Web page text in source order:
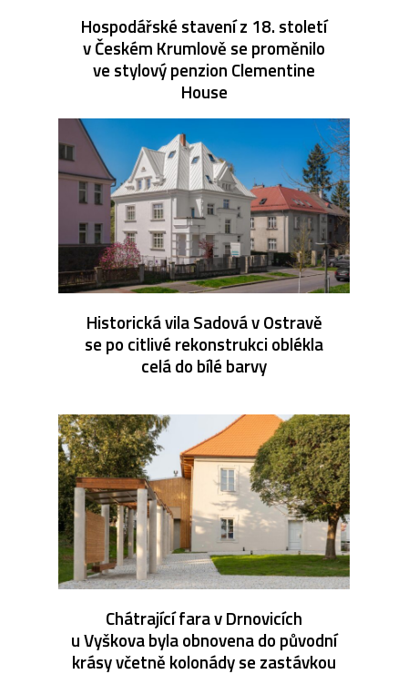
Hospodářské stavení z 18. století
v Českém Krumlově se proměnilo
ve stylový penzion Clementine
House
Historická vila Sadová v Ostravě
se po citlivé rekonstrukci oblékla
celá do bílé barvy
Chátrající fara v Drnovicích
u Vyškova byla obnovena do původní
krásy včetně kolonády se zastávkou